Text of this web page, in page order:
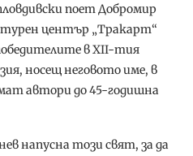
поет Добромир
център „Тракарт“
в ХII-тия
носещ неговото име, в
автори до 45-годишна
напусна този свят, за да